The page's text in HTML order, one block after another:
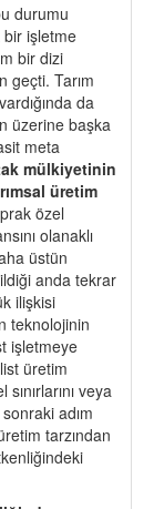
durumu
işletme
bir dizi
geçti. Tarım
da
üzerine başka
meta
mülkiyetinin
üretim
özel
olanaklı
üstün
anda tekrar
ilişkisi
teknolojinin
işletmeye
üretim
veya
adım
tarzından